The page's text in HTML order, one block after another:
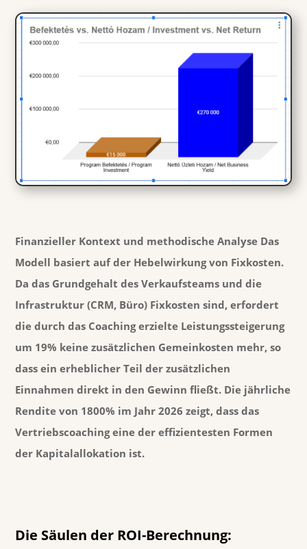
Finanzieller Kontext und methodische Analyse Das
Modell basiert auf der Hebelwirkung von Fixkosten.
Da das Grundgehalt des Verkaufsteams und die
Infrastruktur (CRM, Büro) Fixkosten sind, erfordert
die durch das Coaching erzielte Leistungssteigerung
um 19% keine zusätzlichen Gemeinkosten mehr, so
dass ein erheblicher Teil der zusätzlichen
Einnahmen direkt in den Gewinn fließt. Die jährliche
Rendite von 1800% im Jahr 2026 zeigt, dass das
Vertriebscoaching eine der effizientesten Formen
der Kapitalallokation ist.
Die Säulen der ROI-Berechnung: